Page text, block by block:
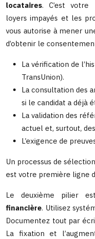
locataires. C’est votre
loyers impayés et les
vous autorise à mener
d’obtenir le
La vérification de
TransUnion).
La consultation des
si le candidat a déjà
La validation des
actuel et, surtout,
L’exigence de
Un processus de
est votre première ligne
Le deuxième pilier
financière. Utilisez
Documentez tout par
La fixation et